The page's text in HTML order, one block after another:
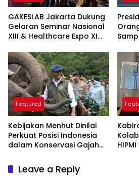
GAKESLAB Jakarta Dukung
Gelaran Seminar Nasional
XIII & Healthcare Expo XI
Featured
Kebijakan Menhut Dinilai
Perkuat Posisi Indonesia
dalam Konservasi Gajah
Leave a Reply